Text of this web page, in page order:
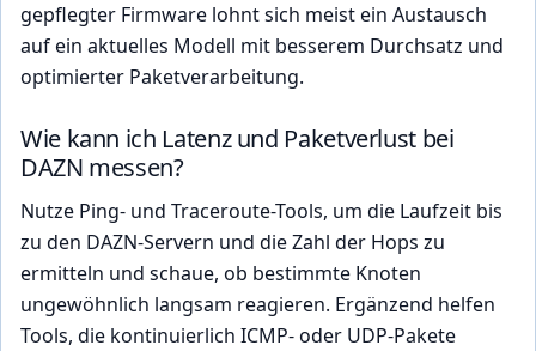
gepflegter Firmware lohnt sich meist ein Austausch
auf ein aktuelles Modell mit besserem Durchsatz und
optimierter Paketverarbeitung.
Wie kann ich Latenz und Paketverlust bei
DAZN messen?
Nutze Ping- und Traceroute-Tools, um die Laufzeit bis
zu den DAZN-Servern und die Zahl der Hops zu
ermitteln und schaue, ob bestimmte Knoten
ungewöhnlich langsam reagieren. Ergänzend helfen
Tools, die kontinuierlich ICMP- oder UDP-Pakete